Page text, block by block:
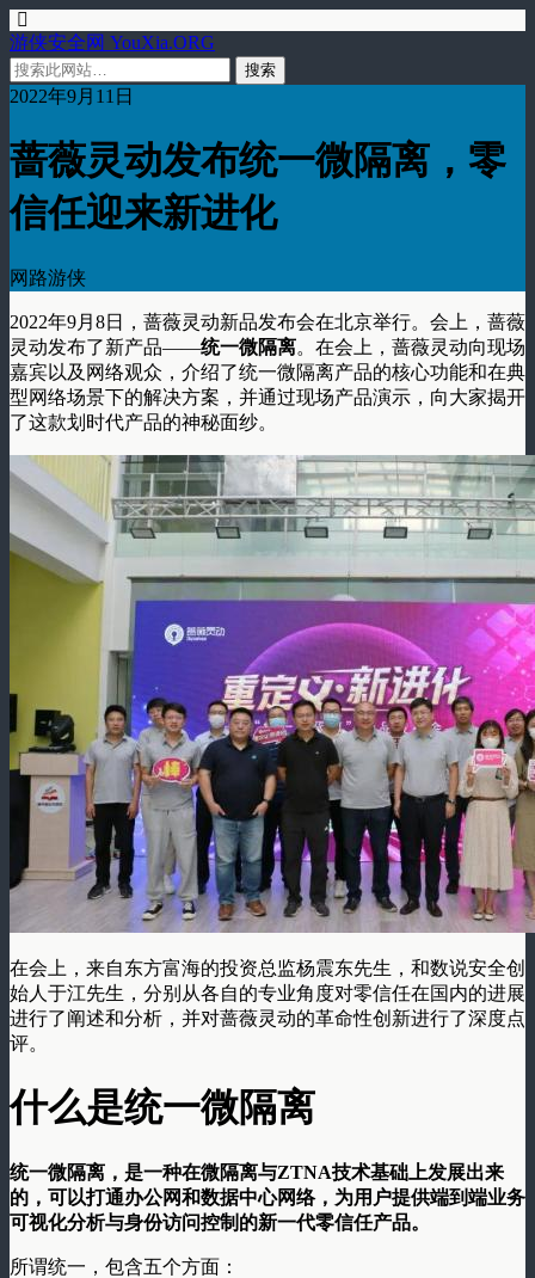
游侠安全网 YouXia.ORG
2022年9月11日
蔷薇灵动发布统一微隔离，零
信任迎来新进化
网路游侠
2022年9月8日，蔷薇灵动新品发布会在北京举行。会上，蔷薇
灵动发布了新产品——统一微隔离。在会上，蔷薇灵动向现场
嘉宾以及网络观众，介绍了统一微隔离产品的核心功能和在典
型网络场景下的解决方案，并通过现场产品演示，向大家揭开
了这款划时代产品的神秘面纱。
在会上，来自东方富海的投资总监杨震东先生，和数说安全创
始人于江先生，分别从各自的专业角度对零信任在国内的进展
进行了阐述和分析，并对蔷薇灵动的革命性创新进行了深度点
评。
什么是统一微隔离
统一微隔离，是一种在微隔离与ZTNA技术基础上发展出来
的，可以打通办公网和数据中心网络，为用户提供端到端业务
可视化分析与身份访问控制的新一代零信任产品。
所谓统一，包含五个方面：